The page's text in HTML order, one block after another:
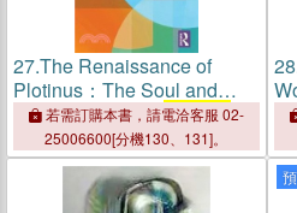
27.The Renaissance of
Plotinus：The Soul and
Human Nature inMarsilio
Ficino's Commentary on the
Enneads
若需訂購本書，請電洽客服 02-
25006600[分機130、131]。